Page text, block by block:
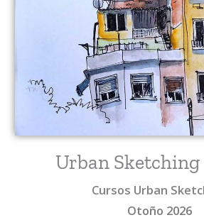
Urban Sketching
Cursos Urban
Otoño 2026